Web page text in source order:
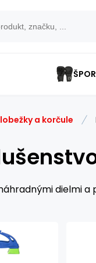
a korčule
dielmi